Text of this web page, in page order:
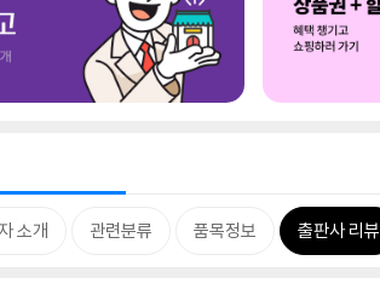
소개 관련분류 품목정보 출판사 리뷰